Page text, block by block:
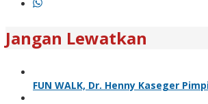
Jangan Lewatkan
FUN WALK, Dr. Henny Kaseger